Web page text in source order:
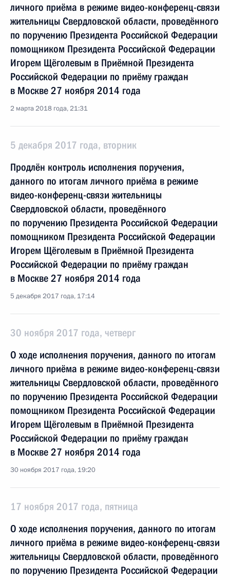
личного приёма в режиме видео-конференц-связи
жительницы Свердловской области, проведённого
по поручению Президента Российской Федерации
помощником Президента Российской Федерации
Игорем Щёголевым в Приёмной Президента
Российской Федерации по приёму граждан
в Москве 27 ноября 2014 года
2 марта 2018 года, 21:31
5 декабря 2017 года, вторник
Продлён контроль исполнения поручения,
данного по итогам личного приёма в режиме
видео-конференц-связи жительницы
Свердловской области, проведённого
по поручению Президента Российской Федерации
помощником Президента Российской Федерации
Игорем Щёголевым в Приёмной Президента
Российской Федерации по приёму граждан
в Москве 27 ноября 2014 года
5 декабря 2017 года, 17:14
30 ноября 2017 года, четверг
О ходе исполнения поручения, данного по итогам
личного приёма в режиме видео-конференц-связи
жительницы Свердловской области, проведённого
по поручению Президента Российской Федерации
помощником Президента Российской Федерации
Игорем Щёголевым в Приёмной Президента
Российской Федерации по приёму граждан
в Москве 27 ноября 2014 года
30 ноября 2017 года, 19:20
17 ноября 2017 года, пятница
О ходе исполнения поручения, данного по итогам
личного приёма в режиме видео-конференц-связи
жительницы Свердловской области, проведённого
по поручению Президента Российской Федерации